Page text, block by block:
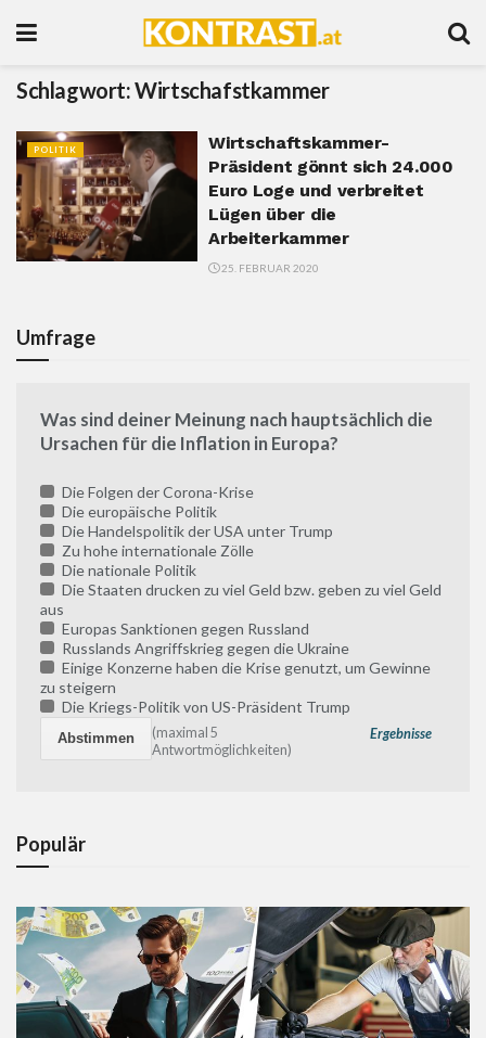
Schlagwort:Wirtschafstkammer
POLITIK
Wirtschaftskammer-
Präsident gönnt sich 24.000
Euro Loge und verbreitet
Lügen über die
Arbeiterkammer
25. FEBRUAR 2020
Umfrage
Was sind deiner Meinung nach hauptsächlich die
Ursachen für die Inflation in Europa?
Die Folgen der Corona-Krise
Die europäische Politik
Die Handelspolitik der USA unter Trump
Zu hohe internationale Zölle
Die nationale Politik
Die Staaten drucken zu viel Geld bzw. geben zu viel Geld
aus
Europas Sanktionen gegen Russland
Russlands Angriffskrieg gegen die Ukraine
Einige Konzerne haben die Krise genutzt, um Gewinne
zu steigern
Die Kriegs-Politik von US-Präsident Trump
Ergebnisse
(maximal 5
Antwortmöglichkeiten)
Populär